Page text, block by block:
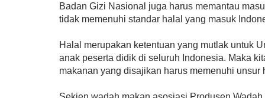
Badan Gizi Nasional juga harus memantau
tidak memenuhi standar halal yang masuk
Halal merupakan ketentuan yang mutlak untuk
anak peserta didik di seluruh Indonesia. Maka
makanan yang disajikan harus memenuhi unsur